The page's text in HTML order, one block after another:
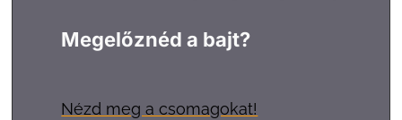
Megelőznéd a bajt?
Nézd meg a csomagokat!